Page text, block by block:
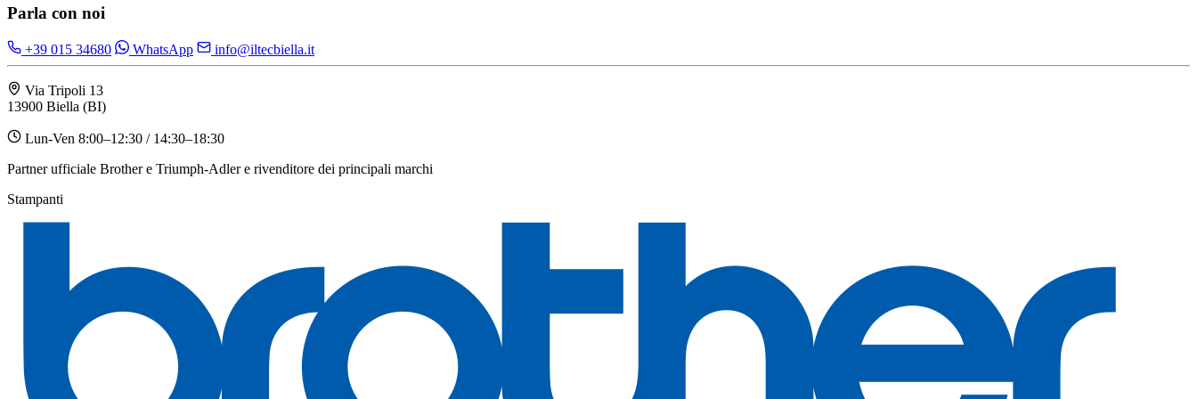
Parla con noi
+39 015 34680 WhatsApp info@iltecbiella.it
Via Tripoli 13
13900 Biella (BI)
Lun-Ven 8:00–12:30 / 14:30–18:30
Partner ufficiale Brother e Triumph-Adler e rivenditore dei principali marchi
Stampanti